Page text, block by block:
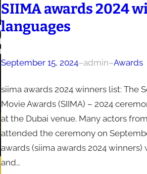
SIIMA awards 2024
languages
September 15, 2024–admin–Awards
siima awards 2024 winners list: The
Movie Awards (SIIMA) – 2024
at the Dubai venue. Many actors
attended the ceremony on
awards (siima awards 2024
and…